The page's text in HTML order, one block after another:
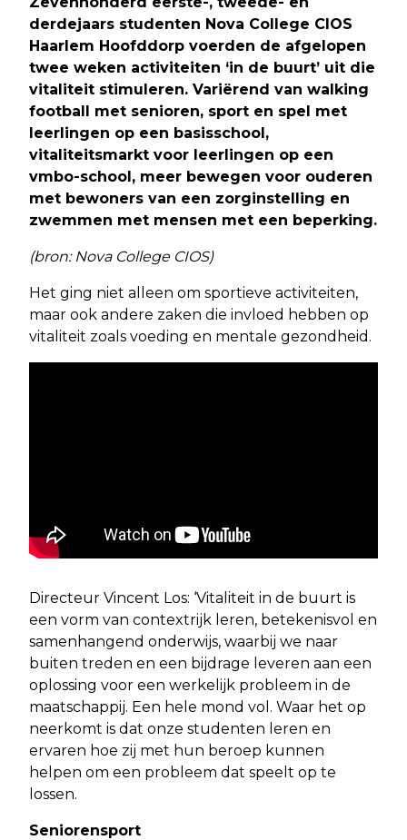
derdejaars studenten Nova College CIOS
Haarlem Hoofddorp voerden de afgelopen
twee weken activiteiten ‘in de buurt’ uit die
vitaliteit stimuleren. Variërend van walking
football met senioren, sport en spel met
leerlingen op een basisschool,
vitaliteitsmarkt voor leerlingen op een
vmbo-school, meer bewegen voor ouderen
met bewoners van een zorginstelling en
zwemmen met mensen met een beperking.
(bron: Nova College CIOS)
Het ging niet alleen om sportieve activiteiten,
maar ook andere zaken die invloed hebben op
vitaliteit zoals voeding en mentale gezondheid.
Directeur Vincent Los: ‘Vitaliteit in de buurt is
een vorm van contextrijk leren, betekenisvol en
samenhangend onderwijs, waarbij we naar
buiten treden en een bijdrage leveren aan een
oplossing voor een werkelijk probleem in de
maatschappij. Een hele mond vol. Waar het op
neerkomt is dat onze studenten leren en
ervaren hoe zij met hun beroep kunnen
helpen om een probleem dat speelt op te
lossen.
Seniorensport